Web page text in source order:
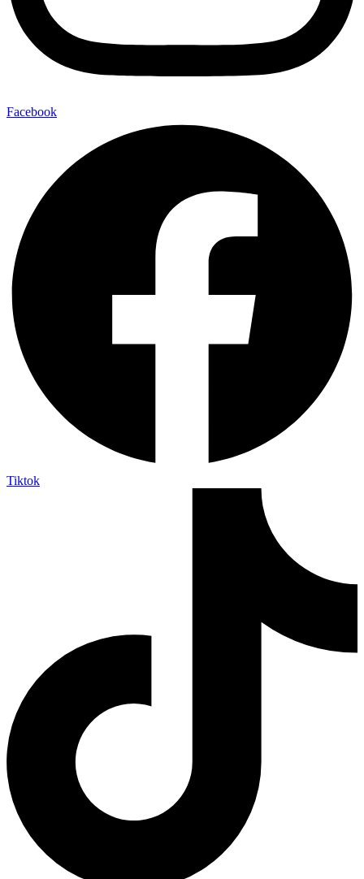
Facebook
Tiktok